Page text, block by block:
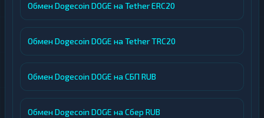
Обмен Dogecoin DOGE на Tether ERC20
Обмен Dogecoin DOGE на Tether TRC20
Обмен Dogecoin DOGE на СБП RUB
Обмен Dogecoin DOGE на Сбер RUB